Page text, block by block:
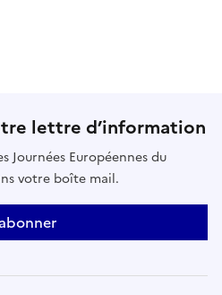
lettre d’information
Journées Européennes du
votre boîte mail.